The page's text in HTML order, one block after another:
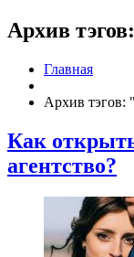
Архив тэгов:
Главная
Архив тэгов:
Как
агентство?